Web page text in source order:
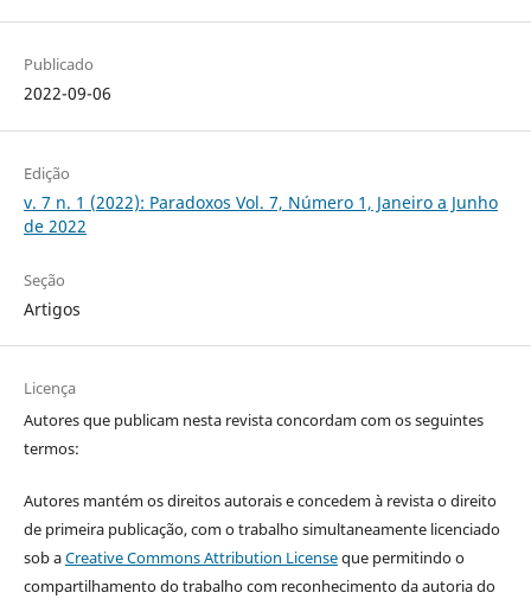
Publicado
2022-09-06
Edição
v. 7 n. 1 (2022): Paradoxos Vol. 7, Número 1, Janeiro a Junho
de 2022
Seção
Artigos
Licença
Autores que publicam nesta revista concordam com os seguintes
termos:
Autores mantém os direitos autorais e concedem à revista o direito
de primeira publicação, com o trabalho simultaneamente licenciado
sob aCreative Commons Attribution Licenseque permitindo o
compartilhamento do trabalho com reconhecimento da autoria do